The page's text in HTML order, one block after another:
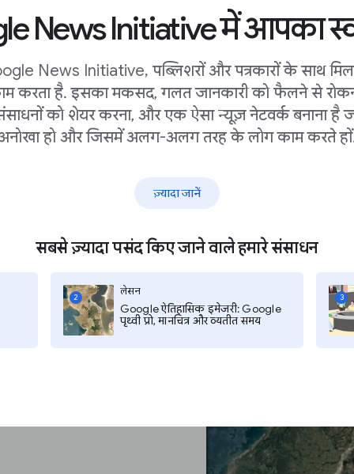
News Initiative में आपका
News Initiative, पब्लिशरों और पत्रकारों के साथ
करता है. इसका मकसद, गलत जानकारी को फैलने से
को शेयर करना, और एक ऐसा न्यूज़ नेटवर्क बनाना है
हो और जिसमें अलग-अलग तरह के लोग काम करते
ज़्यादा जानें
सबसे ज़्यादा पसंद किए जाने वाले हमारे संसाधन
2
लेसन
Google ऐतिहासिक इमेजरी: Google
पृथ्वी प्रो, मानचित्र और व्यतीत समय
3
आप दुनिया के किसी भी स्थान को खोज
करें